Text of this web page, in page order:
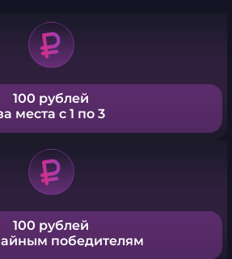
100 рублей
места с 1 по 3
100 рублей
победителям